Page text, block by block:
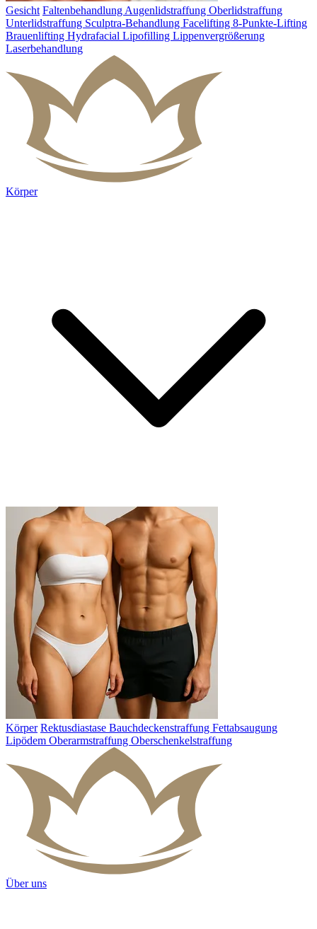
Gesicht Faltenbehandlung Augenlidstraffung Oberlidstraffung
Unterlidstraffung Sculptra-Behandlung Facelifting 8-Punkte-Lifting
Brauenlifting Hydrafacial Lipofilling Lippenvergrößerung
Laserbehandlung
Körper
Körper Rektusdiastase Bauchdeckenstraffung Fettabsaugung
Lipödem Oberarmstraffung Oberschenkelstraffung
Über uns